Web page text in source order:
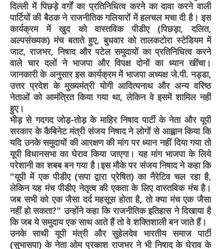
दिल्ली में पिछड़े वर्गों का प्रतिनिधित्व करने का दावा करने वाली
पार्टियों की बैठक ने राजनीतिक गलियारों में हलचल मचा दी है। इस
कार्यक्रम में खुद को वास्तविक पीडीए (पिछड़ा, दलित,
अल्पसंख्यक) मंच बताते हुए, बुधवार को तालकटोरा स्टेडियम में
जाट, राजभर, निषाद और पटेल समुदायों का प्रतिनिधित्व करने
वाले चार दलों ने भाजपा और विपक्ष दोनों का ध्यान खींचा।
जानकारी के अनुसार इस कार्यक्रम में भाजपा अध्यक्ष जे.पी. नड्डा,
उत्तर प्रदेश के मुख्यमंत्री योगी आदित्यनाथ और अन्य वरिष्ठ
नेताओं को आमंत्रित किया गया था, लेकिन वे इसमें शामिल नहीं
हुए।
भीड़ से गदगद जोड़-तोड़ के माहिर निषाद पार्टी के नेता और यूपी
सरकार के कैबिनेट मंत्री संजय निषाद ने लोगों से आह्वान किया कि
यदि उनके समुदायों की आरक्षण की मांग पर ध्यान नहीं दिया गया तो
यूपी विधानसभा का घेराव किया जाएगा। यह मांग भाजपा के लिये
परेशानी का शबब बन गया है।इस मौके पर संजय निषाद ने कहा कि
"यूपी में एक पीडीए (सपा द्वारा प्रेषित) का नैरेटिव चल रहा है,
लेकिन यह मंच पीडीए नेतृत्व की एकता के लिए वास्तविक मंच है।
जब सभी को एक जैसा दर्द महसूस होता है, तो क्या मंच एक जैसा
नहीं हो सकता?" उन्होंने कहा कि राजनीतिक इतिहास ने दिखाया है
कि जब ये समुदाय एक साथ आते हैं तो वे शक्तिशाली बन जाते हैं।
उनके साथी यूपी मंत्री और सुहेलदेव भारतीय समाज पार्टी
(सुभासपा) के नेता ओम प्रकाश राजभर ने भी निषाद के घेराव के